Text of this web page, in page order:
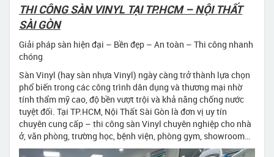
THI CÔNG SÀN VINYL TẠI TP.HCM – NỘI THẤT
SÀI GÒN
Giải pháp sàn hiện đại – Bền đẹp – An toàn – Thi công nhanh
chóng
Sàn Vinyl (hay sàn nhựa Vinyl) ngày càng trở thành lựa chọn
phổ biến trong các công trình dân dụng và thương mại nhờ
tính thẩm mỹ cao, độ bền vượt trội và khả năng chống nước
tuyệt đối. Tại TP.HCM, Nội Thất Sài Gòn là đơn vị uy tín
chuyên cung cấp – thi công sàn Vinyl chuyên nghiệp cho nhà
ở, văn phòng, trường học, bệnh viện, phòng gym, showroom…